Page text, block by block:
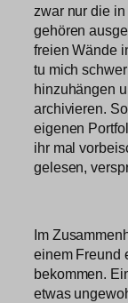
zwar nur die
gehören
freien Wände
tu mich
hinzuhängen
archivieren.
eigenen
ihr mal
gelesen,
Im
einem Freund
bekommen.
etwas